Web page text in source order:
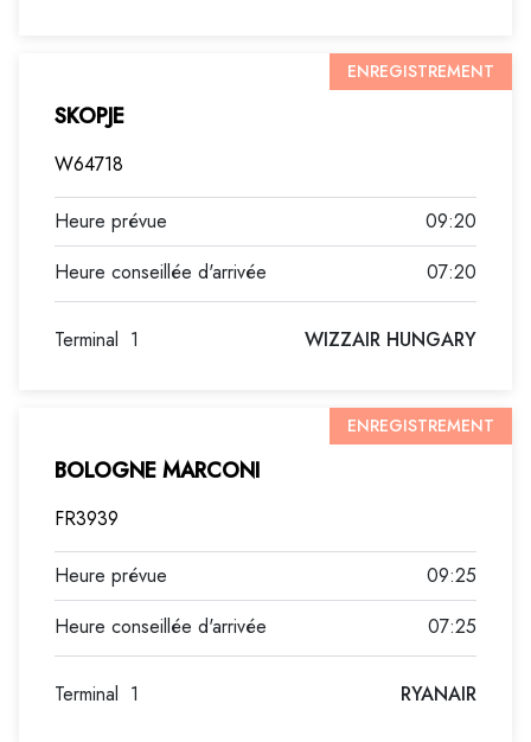
W64718
WIZZAIR HUNGARY
SKOPJE
ENREGISTREMENT
09:20
07:20
Terminal 1
FR3939
RYANAIR
BOLOGNE MARCONI
ENREGISTREMENT
09:25
07:25
Terminal 1